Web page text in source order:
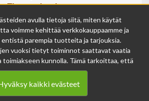
Tietosuojaseloste
Tietoa meistä
Osta lahjakortti
peruutuslomake
Olemme avoinna
ma - pe 9 - 17
la 9 - 14
su suljettu
avulla tietoja siitä, miten käytät
voimme kehittää verkkokauppaamme ja
parempia tuotteita ja tarjouksia.
vuoksi tietyt toiminnot saattavat vaatia
toimiakseen kunnolla. Tämä tarkoittaa, että
anonymisoidut tiedot voivat kertyä,
evästeiden käytön. Näitä tietoja
palvelumme parantamiseen, eikä niistä
kaikki evästeet